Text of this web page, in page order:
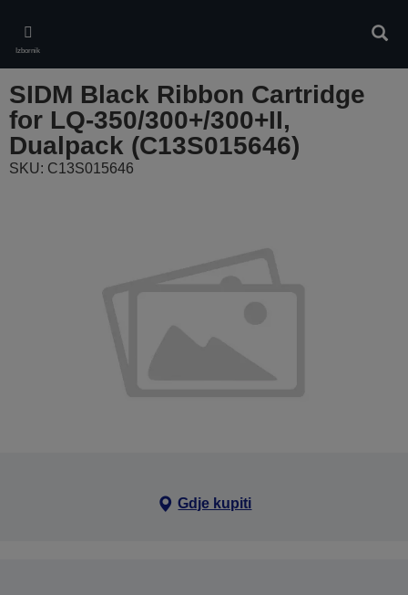
main
content
Izbornik
SIDM Black Ribbon Cartridge
for LQ-350/300+/300+II,
Dualpack (C13S015646)
SKU: C13S015646
Gdje kupiti